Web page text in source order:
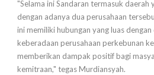
"Selama ini Sandaran termasuk daerah
dengan adanya dua perusahaan
ini memiliki hubungan yang luas
keberadaan perusahaan perkebunan
memberikan dampak positif bagi
kemitraan," tegas Murdiansyah.